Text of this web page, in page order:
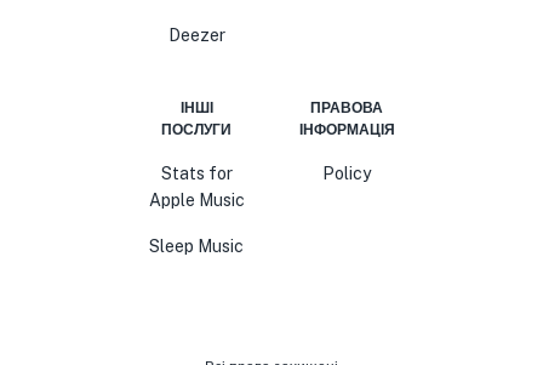
Deezer
ІНШІ
ПОСЛУГИ
Stats for
Apple Music
Sleep Music
ПРАВОВА
ІНФОРМАЦІЯ
Policy